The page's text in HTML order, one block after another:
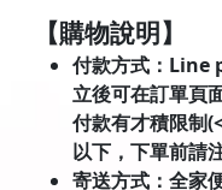
【購物說明】
付款方式：Line
立後可在訂單頁
付款有才積限制
以下，下單前請
寄送方式：全家